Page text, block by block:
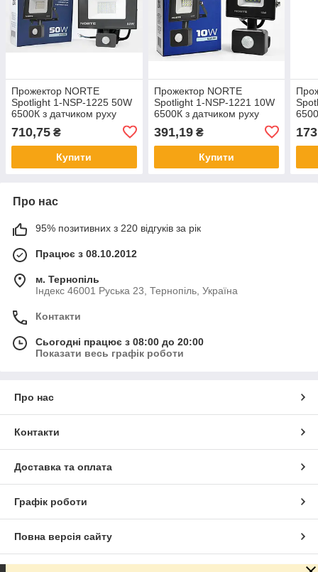
Прожектор NORTE
Spotlight 1-NSP-1225 50W
6500К з датчиком руху
710,75 ₴
Купити
Прожектор NORTE
Spotlight 1-NSP-1221 10W
6500К з датчиком руху
391,19₴
Купити
Про нас
95% позитивних з 220 відгуків за рік
Працює з 08.10.2012
м. Тернопіль
Індекс 46001 Руська 23, Тернопіль, Україна
Контакти
Сьогодні працює з 08:00 до 20:00
Показати весь графік роботи
Про нас
Контакти
Доставка та оплата
Графік роботи
Повна версія сайту